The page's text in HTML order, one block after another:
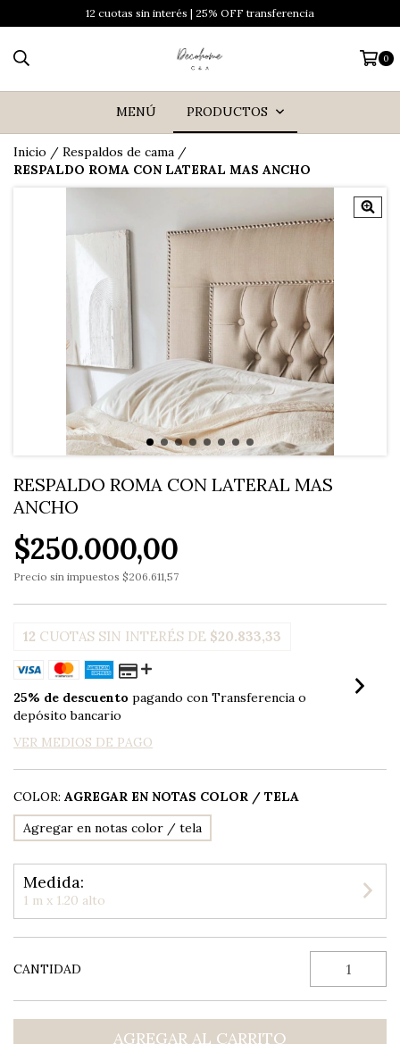
12 cuotas sin interés | 25% OFF transferencia
0
MENÚ PRODUCTOS
Inicio / Respaldos de cama /
RESPALDO ROMA CON LATERAL MAS ANCHO
RESPALDO ROMA CON LATERAL MAS
ANCHO
$250.000,00
Precio sin impuestos $206.611,57
12 CUOTAS SIN INTERÉS DE $20.833,33
25% de descuento pagando con Transferencia o
depósito bancario
VER MEDIOS DE PAGO
COLOR: AGREGAR EN NOTAS COLOR / TELA
Agregar en notas color / tela
Medida:
1 m x 1.20 alto
CANTIDAD